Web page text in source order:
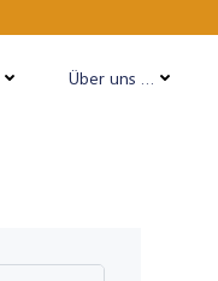
Über uns …